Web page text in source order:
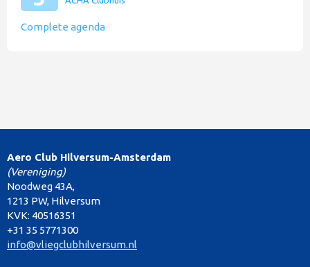
Complete agenda
Aero Club Hilversum-Amsterdam
(Vereniging)
Noodweg 43A,
1213 PW, Hilversum
KVK: 40516351
+31 35 5771300
info@vliegclubhilversum.nl